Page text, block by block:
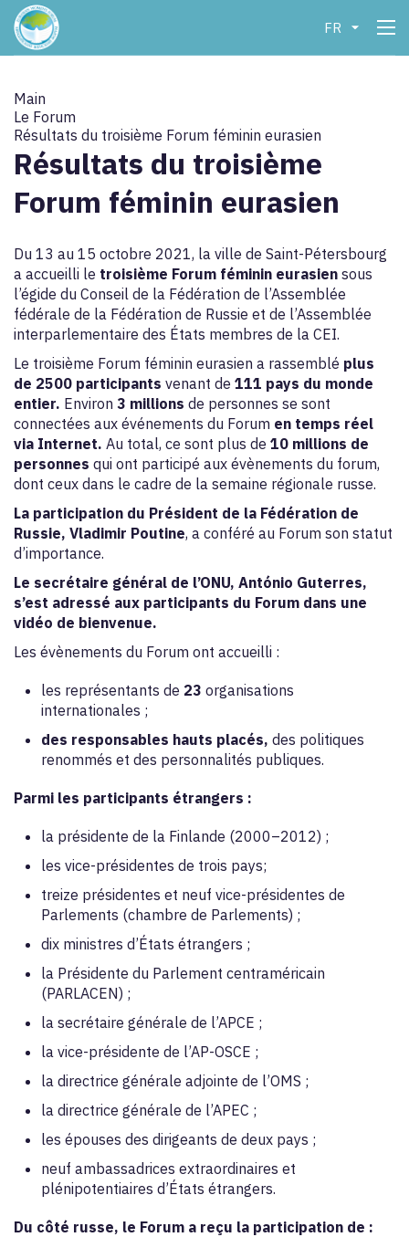
FR
Main
Le Forum
Résultats du troisième Forum féminin eurasien
Résultats du troisième
Forum féminin eurasien
Du 13 au 15 octobre 2021, la ville de Saint-Pétersbourg
a accueilli le troisième Forum féminin eurasien sous
l’égide du Conseil de la Fédération de l’Assemblée
fédérale de la Fédération de Russie et de l’Assemblée
interparlementaire des États membres de la CEI.
Le troisième Forum féminin eurasien a rassemblé plus
de 2500 participants venant de 111 pays du monde
entier. Environ 3 millions de personnes se sont
connectées aux événements du Forum en temps réel
via Internet. Au total, ce sont plus de 10 millions de
personnes qui ont participé aux évènements du forum,
dont ceux dans le cadre de la semaine régionale russe.
La participation du Président de la Fédération de
Russie, Vladimir Poutine, a conféré au Forum son statut
d’importance.
Le secrétaire général de l’ONU, António Guterres,
s’est adressé aux participants du Forum dans une
vidéo de bienvenue.
Les évènements du Forum ont accueilli :
les représentants de 23 organisations
internationales ;
des responsables hauts placés, des politiques
renommés et des personnalités publiques.
Parmi les participants étrangers :
la présidente de la Finlande (2000–2012) ;
les vice-présidentes de trois pays;
treize présidentes et neuf vice-présidentes de
Parlements (chambre de Parlements) ;
dix ministres d’États étrangers ;
la Présidente du Parlement centraméricain
(PARLACEN) ;
la secrétaire générale de l’APCE ;
la vice-présidente de l’AP-OSCE ;
la directrice générale adjointe de l’OMS ;
la directrice générale de l’APEC ;
les épouses des dirigeants de deux pays ;
neuf ambassadrices extraordinaires et
plénipotentiaires d’États étrangers.
Du côté russe, le Forum a reçu la participation de :